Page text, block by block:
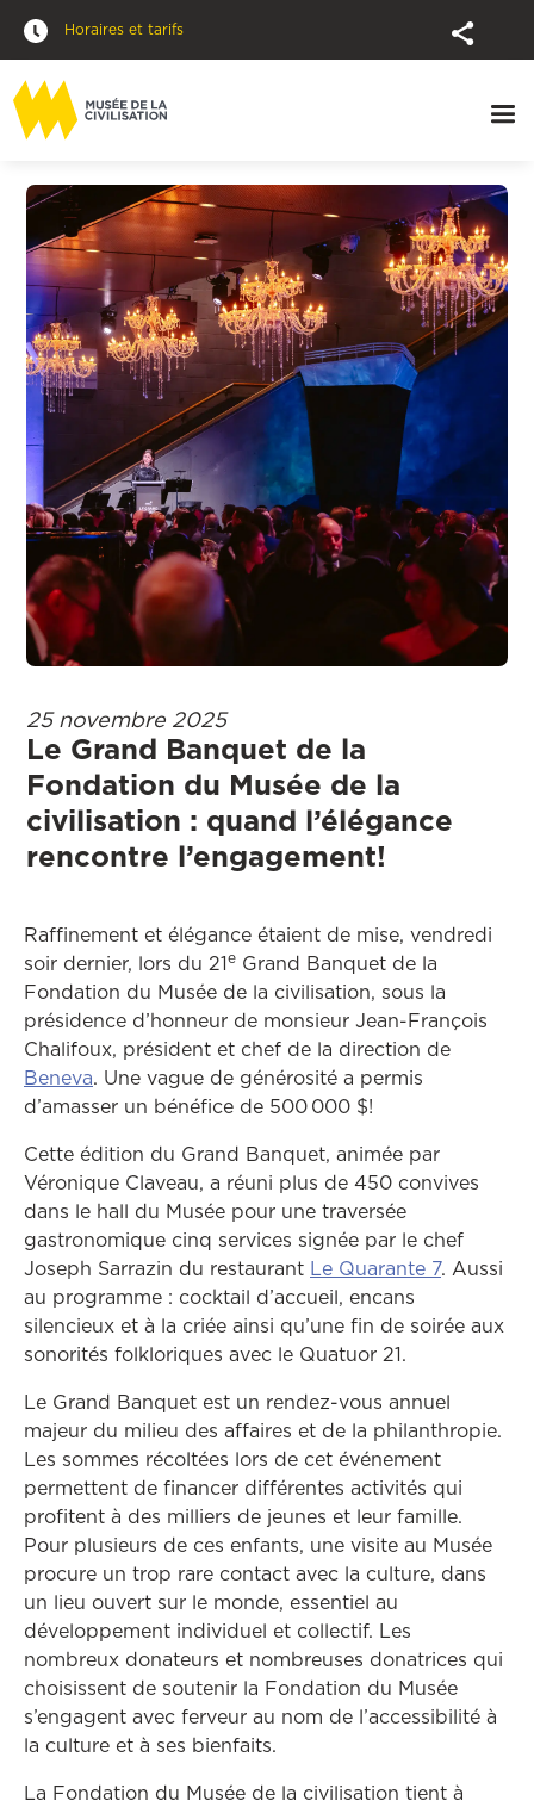
Horaires et tarifs
25 novembre 2025
Le Grand Banquet de la
Fondation du Musée de la
civilisation : quand l’élégance
rencontre l’engagement!
Raffinement et élégance étaient de mise, vendredi
soir dernier, lors du 21e Grand Banquet de la
Fondation du Musée de la civilisation, sous la
présidence d’honneur de monsieur Jean-François
Chalifoux, président et chef de la direction de
BenevaCe lien ouvrira dans une autre fenêtre
. Une vague de générosité a permis
d’amasser un bénéfice de 500 000 $!
Cette édition du Grand Banquet, animée par
Véronique Claveau, a réuni plus de 450 convives
dans le hall du Musée pour une traversée
gastronomique cinq services signée par le chef
Joseph Sarrazin du restaurant Le Quarante 7Ce lien
. Aussi
au programme : cocktail d’accueil, encans
silencieux et à la criée ainsi qu’une fin de soirée aux
sonorités folkloriques avec le Quatuor 21.
Le Grand Banquet est un rendez-vous annuel
majeur du milieu des affaires et de la philanthropie.
Les sommes récoltées lors de cet événement
permettent de financer différentes activités qui
profitent à des milliers de jeunes et leur famille.
Pour plusieurs de ces enfants, une visite au Musée
procure un trop rare contact avec la culture, dans
un lieu ouvert sur le monde, essentiel au
développement individuel et collectif. Les
nombreux donateurs et nombreuses donatrices qui
choisissent de soutenir la Fondation du Musée
s’engagent avec ferveur au nom de l’accessibilité à
la culture et à ses bienfaits.
La Fondation du Musée de la civilisation tient à